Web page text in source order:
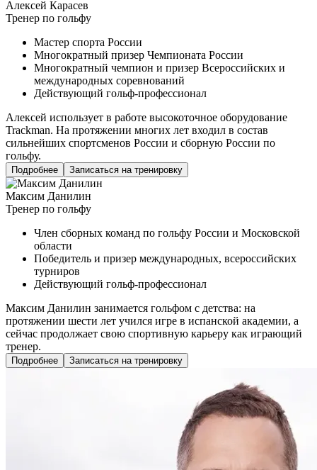
Алексей Карасев
Тренер по гольфу
Мастер спорта России
Многократный призер Чемпионата России
Многократный чемпион и призер Всероссийских и
международных соревнований
Действующий гольф-профессионал
Алексей использует в работе высокоточное оборудование
Trackman. На протяжении многих лет входил в состав
сильнейших спортсменов России и сборную России по
гольфу.
Подробнее Записаться на тренировку
Максим Данилин
Тренер по гольфу
Член сборных команд по гольфу России и Московской
области
Победитель и призер международных, всероссийских
турниров
Действующий гольф-профессионал
Максим Данилин занимается гольфом с детства: на
протяжении шести лет учился игре в испанской академии, а
сейчас продолжает свою спортивную карьеру как играющий
тренер.
Подробнее Записаться на тренировку